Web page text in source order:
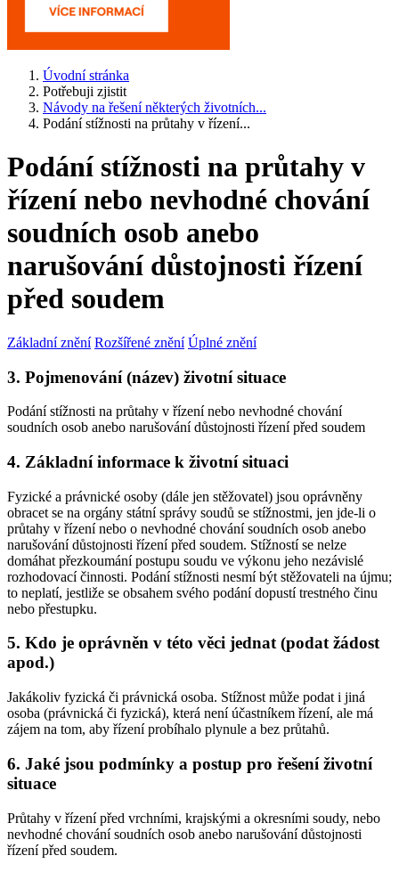
Úvodní stránka
Potřebuji zjistit
Návody na řešení některých životních...
Podání stížnosti na průtahy v řízení...
Podání stížnosti na průtahy v
řízení nebo nevhodné chování
soudních osob anebo
narušování důstojnosti řízení
před soudem
Základní znění Rozšířené znění Úplné znění
3. Pojmenování (název) životní situace
Podání stížnosti na průtahy v řízení nebo nevhodné chování
soudních osob anebo narušování důstojnosti řízení před soudem
4. Základní informace k životní situaci
Fyzické a právnické osoby (dále jen stěžovatel) jsou oprávněny
obracet se na orgány státní správy soudů se stížnostmi, jen jde-li o
průtahy v řízení nebo o nevhodné chování soudních osob anebo
narušování důstojnosti řízení před soudem. Stížností se nelze
domáhat přezkoumání postupu soudu ve výkonu jeho nezávislé
rozhodovací činnosti. Podání stížnosti nesmí být stěžovateli na újmu;
to neplatí, jestliže se obsahem svého podání dopustí trestného činu
nebo přestupku.
5. Kdo je oprávněn v této věci jednat (podat žádost
apod.)
Jakákoliv fyzická či právnická osoba. Stížnost může podat i jiná
osoba (právnická či fyzická), která není účastníkem řízení, ale má
zájem na tom, aby řízení probíhalo plynule a bez průtahů.
6. Jaké jsou podmínky a postup pro řešení životní
situace
Průtahy v řízení před vrchními, krajskými a okresními soudy, nebo
nevhodné chování soudních osob anebo narušování důstojnosti
řízení před soudem.